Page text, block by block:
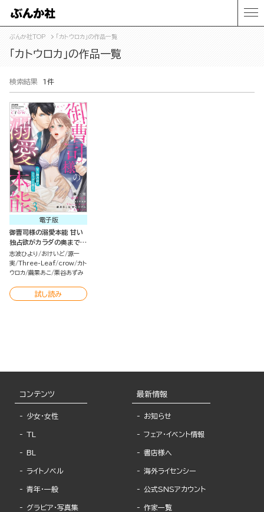
ぶんか社TOP 「カトウロカ」の作品一覧
「カトウロカ」の作品一覧
検索結果 1件
電子版
御曹司様の溺愛本能 甘い
独占欲がカラダの奥まで
（3）
志波ひより おけいど 源一
実 Three-Leaf crow カト
ウロカ 繭果あこ 栗谷あずみ
試し読み
コンテンツ
少女・女性
TL
BL
ライトノベル
青年・一般
グラビア・写真集
最新情報
お知らせ
フェア・イベント情報
書店様へ
海外ライセンシー
公式SNSアカウント
作家一覧